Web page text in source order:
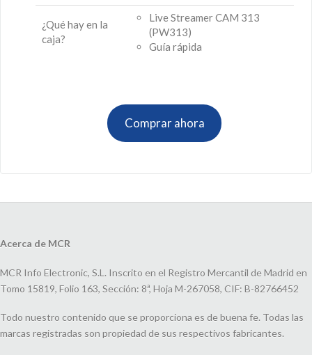
¿Qué hay en la
caja?
Live Streamer CAM 313
(PW313)
Guía rápida
Comprar ahora
Acerca de MCR
MCR Info Electronic, S.L. Inscrito en el Registro Mercantil de Madrid en
Tomo 15819, Folio 163, Sección: 8ª, Hoja M-267058, CIF: B-82766452
Todo nuestro contenido que se proporciona es de buena fe. Todas las
marcas registradas son propiedad de sus respectivos fabricantes.